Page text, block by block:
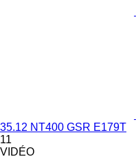
35.12 NT400 GSR E179T
11
VIDÉO